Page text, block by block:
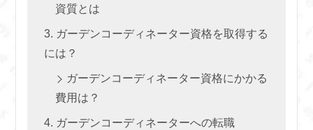
資質とは
ガーデンコーディネーター資格を取得する
には？
ガーデンコーディネーター資格にかかる
費用は？
ガーデンコーディネーターへの転職